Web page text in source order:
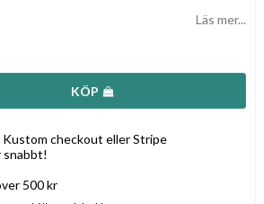
Läs mer...
KÖP
checkout eller Stripe
snabbt!
500 kr